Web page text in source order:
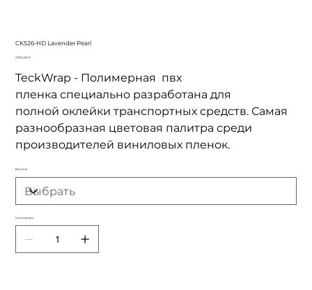
CK526-HD Lavender Pearl
Цена
3 700,00 ₽
TeckWrap - Полимерная пвх
пленка специально разработана для
полной оклейки транспортных средств. Самая
разнообразная цветовая палитра среди
производителей виниловых пленок.
Длинна
Количество